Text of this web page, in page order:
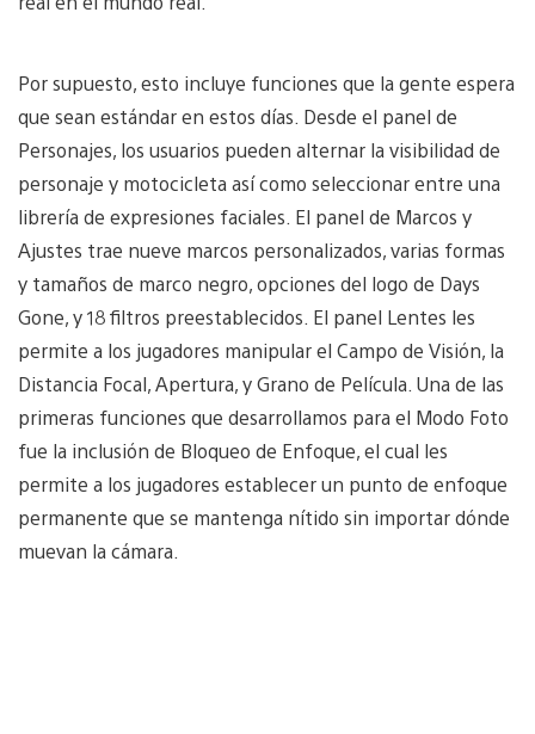
Por supuesto, esto incluye funciones que la gente espera
que sean estándar en estos días. Desde el panel de
Personajes, los usuarios pueden alternar la visibilidad de
personaje y motocicleta así como seleccionar entre una
librería de expresiones faciales. El panel de Marcos y
Ajustes trae nueve marcos personalizados, varias formas
y tamaños de marco negro, opciones del logo de Days
Gone, y 18 filtros preestablecidos. El panel Lentes les
permite a los jugadores manipular el Campo de Visión, la
Distancia Focal, Apertura, y Grano de Película. Una de las
primeras funciones que desarrollamos para el Modo Foto
fue la inclusión de Bloqueo de Enfoque, el cual les
permite a los jugadores establecer un punto de enfoque
permanente que se mantenga nítido sin importar dónde
muevan la cámara.